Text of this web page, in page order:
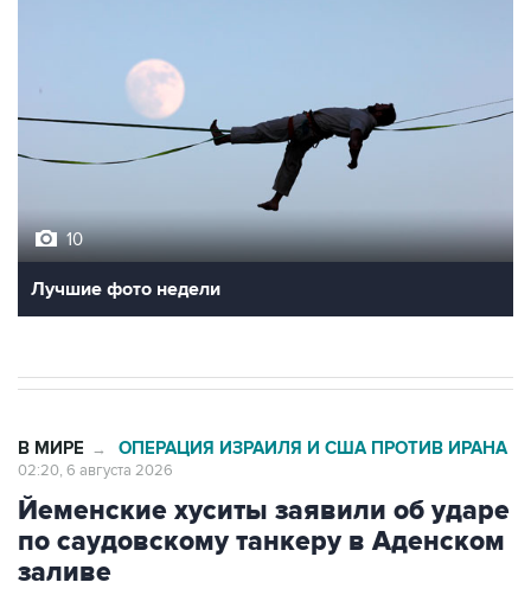
10
Лучшие фото недели
В МИРЕ → ОПЕРАЦИЯ ИЗРАИЛЯ И США ПРОТИВ ИРАНА
02:20, 6 августа 2026
Йеменские хуситы заявили об ударе
по саудовскому танкеру в Аденском
заливе